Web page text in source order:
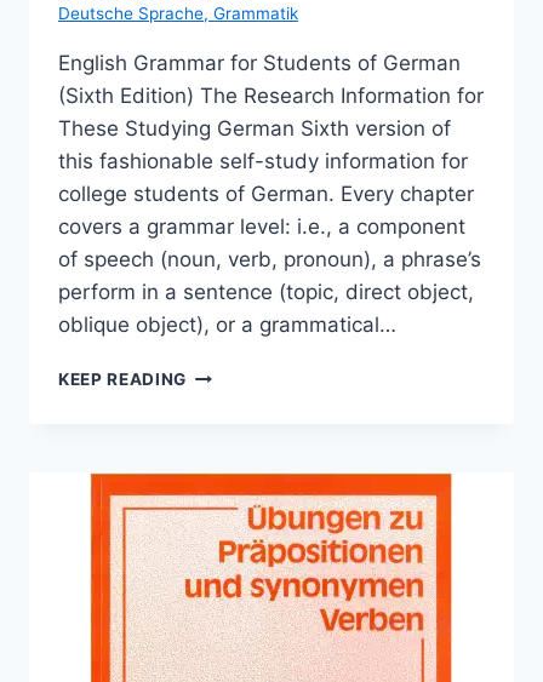
Deutsche Sprache, Grammatik
English Grammar for Students of German
(Sixth Edition) The Research Information for
These Studying German Sixth version of
this fashionable self-study information for
college students of German. Every chapter
covers a grammar level: i.e., a component
of speech (noun, verb, pronoun), a phrase’s
perform in a sentence (topic, direct object,
oblique object), or a grammatical…
KEEP READING ENGLISH
OF
GERMAN
(SIXTH
EDITION)